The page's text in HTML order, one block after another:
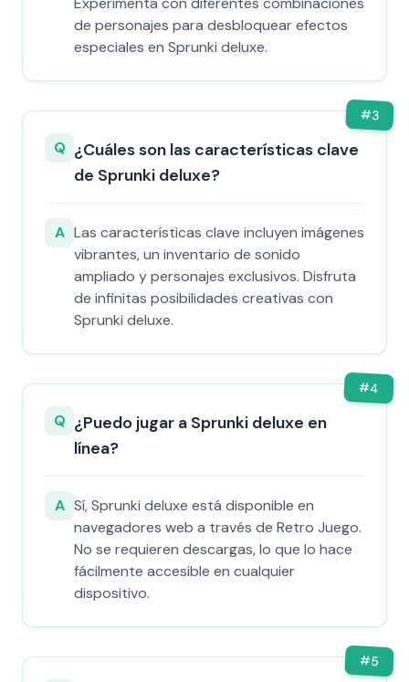
de personajes para desbloquear efectos
especiales en Sprunki deluxe.
#3
Q ¿Cuáles son las características clave
de Sprunki deluxe?
A Las características clave incluyen imágenes
vibrantes, un inventario de sonido
ampliado y personajes exclusivos. Disfruta
de infinitas posibilidades creativas con
Sprunki deluxe.
#4
Q ¿Puedo jugar a Sprunki deluxe en
línea?
A Sí, Sprunki deluxe está disponible en
navegadores web a través de Retro Juego.
No se requieren descargas, lo que lo hace
fácilmente accesible en cualquier
dispositivo.
#5